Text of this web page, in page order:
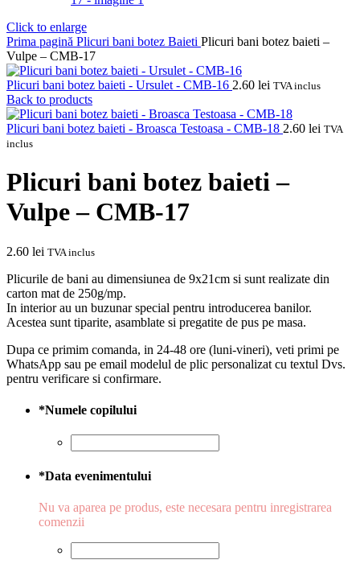
Click to enlarge
Prima pagină Plicuri bani botez Baieti Plicuri bani botez baieti –
Vulpe – CMB-17
Plicuri bani botez baieti - Ursulet - CMB-16 2.60 lei TVA inclus
Back to products
Plicuri bani botez baieti - Broasca Testoasa - CMB-18 2.60 lei TVA
inclus
Plicuri bani botez baieti –
Vulpe – CMB-17
2.60 lei TVA inclus
Plicurile de bani au dimensiunea de 9x21cm si sunt realizate din
carton mat de 250g/mp.
In interior au un buzunar special pentru introducerea banilor.
Acestea sunt tiparite, asamblate si pregatite de pus pe masa.
Dupa ce primim comanda, in 24-48 ore (luni-vineri), veti primi pe
WhatsApp sau pe email modelul de plic personalizat cu textul Dvs.
pentru verificare si confirmare.
*Numele copilului
*Data evenimentului
Nu va aparea pe produs, este necesara pentru inregistrarea
comenzii